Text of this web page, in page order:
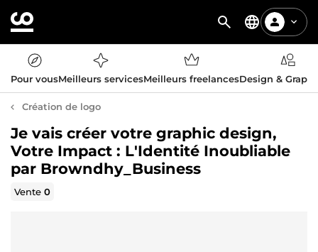
Pour vousMeilleurs servicesMeilleurs freelancesDesign &
Création de logo
Je vais créer votre graphic design,
Votre Impact : L'Identité Inoubliable
par Browndhy_Business
Vente0